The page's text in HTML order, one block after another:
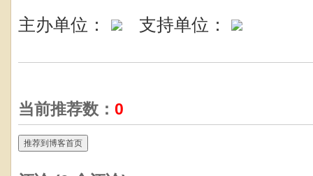
主办单位： 支持单位：
当前推荐数： 0
推荐到博客首页